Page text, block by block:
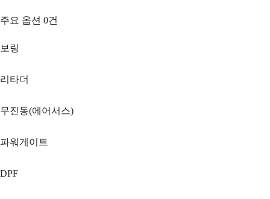
주요 옵션 0건
보링
리타더
무진동(에어서스)
파워게이트
DPF